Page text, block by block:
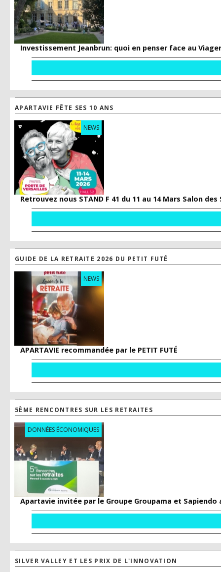
Investissement Jeanbrun: quoi en penser face au Viager
APARTAVIE FÊTE SES 10 ANS
NEWS
Retrouvez nous STAND F 41 du 11 au 14 Mars Salon des
GUIDE DE LA RETRAITE 2026 DU PETIT FUTÉ
NEWS
APARTAVIE recommandée par le PETIT FUTÉ
5ÈME RENCONTRES SUR LES RETRAITES
DONNÉES ÉCONOMIQUES
Apartavie invitée par le Groupe Groupama et
SILVER VALLEY ET LES PRIX DE L'INNOVATION